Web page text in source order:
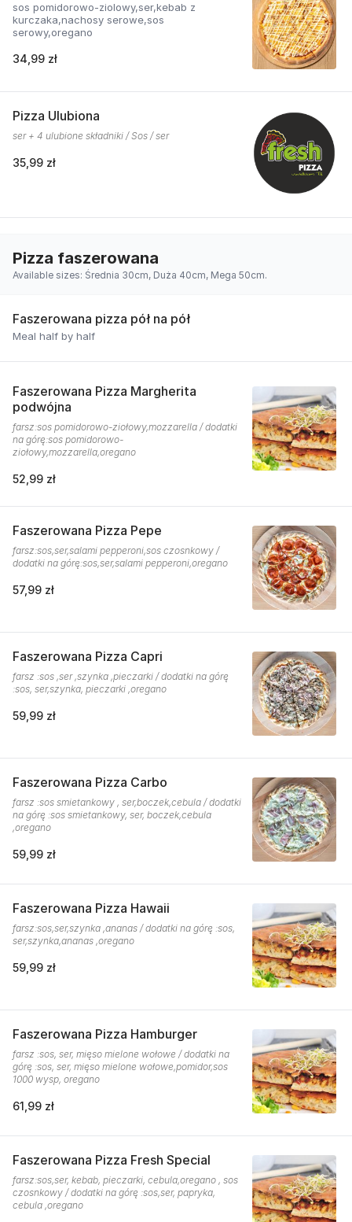
sos pomidorowo-ziolowy,ser,kebab z
kurczaka,nachosy serowe,sos
serowy,oregano
34,99 zł
Pizza Ulubiona
ser + 4 ulubione składniki / Sos / ser
35,99 zł
Pizza faszerowana
Available sizes: Średnia 30cm, Duża 40cm, Mega 50cm.
Faszerowana pizza pół na pół
Meal half by half
Faszerowana Pizza Margherita
podwójna
farsz:sos pomidorowo-ziołowy,mozzarella / dodatki
na górę:sos pomidorowo-
ziołowy,mozzarella,oregano
52,99 zł
Faszerowana Pizza Pepe
farsz:sos,ser,salami pepperoni,sos czosnkowy /
dodatki na górę:sos,ser,salami pepperoni,oregano
57,99 zł
Faszerowana Pizza Capri
farsz :sos ,ser ,szynka ,pieczarki / dodatki na górę
:sos, ser,szynka, pieczarki ,oregano
59,99 zł
Faszerowana Pizza Carbo
farsz :sos smietankowy , ser,boczek,cebula / dodatki
na górę :sos smietankowy, ser, boczek,cebula
,oregano
59,99 zł
Faszerowana Pizza Hawaii
farsz:sos,ser,szynka ,ananas / dodatki na górę :sos,
ser,szynka,ananas ,oregano
59,99 zł
Faszerowana Pizza Hamburger
farsz :sos, ser, mięso mielone wołowe / dodatki na
górę :sos, ser, mięso mielone wołowe,pomidor,sos
1000 wysp, oregano
61,99 zł
Faszerowana Pizza Fresh Special
farsz:sos,ser, kebab, pieczarki, cebula,oregano , sos
czosnkowy / dodatki na górę :sos,ser, papryka,
cebula ,oregano